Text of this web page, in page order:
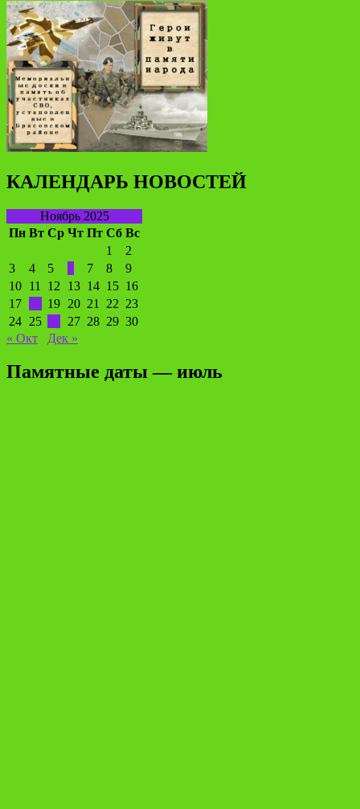
КАЛЕНДАРЬ НОВОСТЕЙ
Ноябрь 2025
Пн Вт Ср Чт Пт Сб Вс
1
2
3
4 5 7 8
9
10 11 12 13 14 15 16
17
19 20 21 22 23
24 25 27 28 29 30
« Окт
Дек »
Памятные даты — июль